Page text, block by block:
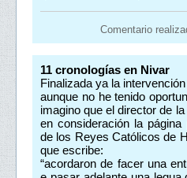
Comentario
11 cronologías en Nivar
Finalizada ya la
aunque no he tenido
imagino que el director de
en consideración la
de los Reyes Católicos de
que escribe:
“acordaron de facer una